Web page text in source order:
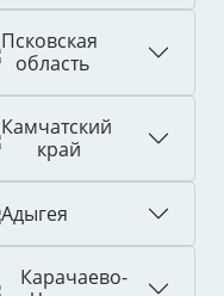
Псковская
область
Камчатский
край
Адыгея
Карачаево-